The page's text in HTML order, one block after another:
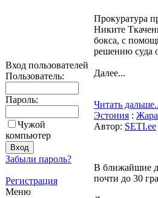
Вход пользователей
Пользователь:
Пароль:
Чужой
компьютер
Забыли пароль?
Регистрация
Меню
Прокуратура
Никите
бокса, с
решению суда
Далее...
Читать
Эстония :
Автор: SETI.ee
В ближайшие
почти до 30